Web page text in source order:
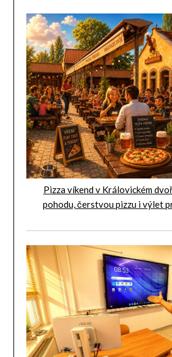
Pizza víkend v Královickém
pohodu, čerstvou pizzu i výlet